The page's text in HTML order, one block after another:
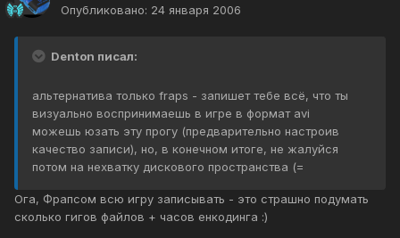
Опубликовано: 24 января 2006
Denton писал:
альтернатива только fraps - запишет тебе всё, что ты
визуально воспринимаешь в игре в формат avi
можешь юзать эту прогу (предварительно настроив
качество записи), но, в конечном итоге, не жалуйся
потом на нехватку дискового пространства (=
Ога, Фрапсом всю игру записывать - это страшно подумать
сколько гигов файлов + часов енкодинга :)